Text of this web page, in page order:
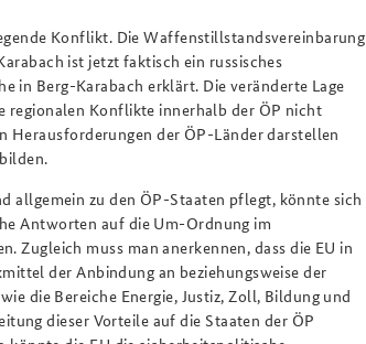
Konflikt. Die Waffenstillstandsvereinbarung
ist jetzt faktisch ein russisches
in Berg-Karabach erklärt. Die veränderte Lage
regionalen Konflikte innerhalb der ÖP nicht
Herausforderungen der ÖP-Länder darstellen
allgemein zu den ÖP-Staaten pflegt, könnte sich
Antworten auf die Um-Ordnung im
Zugleich muss man anerkennen, dass die EU in
der Anbindung an beziehungsweise der
die Bereiche Energie, Justiz, Zoll, Bildung und
dieser Vorteile auf die Staaten der ÖP